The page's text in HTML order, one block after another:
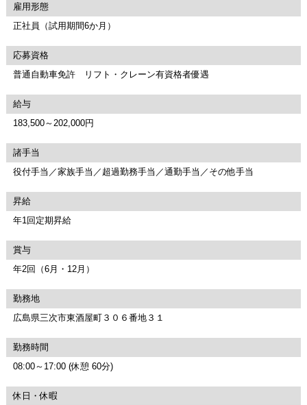
雇用形態
正社員（試用期間6か月）
応募資格
普通自動車免許 リフト・クレーン有資格者優遇
給与
183,500～202,000円
諸手当
役付手当／家族手当／超過勤務手当／通勤手当／その他手当
昇給
年1回定期昇給
賞与
年2回（6月・12月）
勤務地
広島県三次市東酒屋町３０６番地３１
勤務時間
08:00～17:00 (休憩 60分)
休日・休暇